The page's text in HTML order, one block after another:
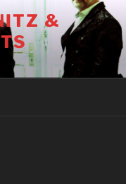
&